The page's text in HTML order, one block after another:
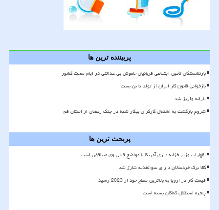
پربیننده ترین ها
بازنشستگان تأمین اجتماعی قربانیان خاموش بی عدالتی در ایام سخت کشور
بازخوانی قانون کار ایران از تولد تا بن بست
یارانه واریز شد
شروع بازگشت به اشتغال کارگران بیکار شده در جنگ رمضان از استان قم
پربحث ترین ها
اظهارات وزیر خزانه داری آمریکا با مواضع قبلی وی متناقض است
کالا برگ خردسالان دارای سوءتغذیه شارژ شد
قیمت گاز در اروپا به بالاترین سطح خود از 2023 رسید
پنجره استقلال کماکان بسته است